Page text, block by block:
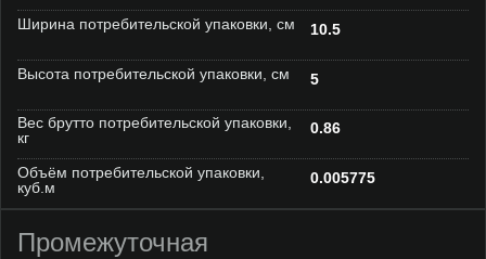
Ширина потребительской упаковки, см 10.5
Высота потребительской упаковки, см 5
Вес брутто потребительской упаковки,
кг
0.86
Объём потребительской упаковки,
куб.м
0.005775
Промежуточная